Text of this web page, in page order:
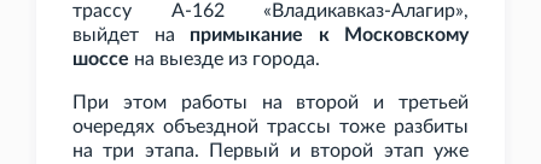
трассу А-162 «Владикавказ-Алагир»,
выйдет на примыкание к Московскому
шоссе на выезде из города.
При этом работы на второй и третьей
очередях объездной трассы тоже разбиты
на три этапа. Первый и второй этап уже